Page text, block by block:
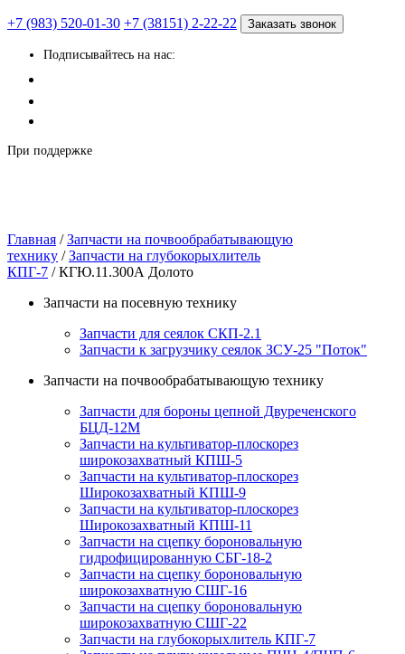
+7 (983) 520-01-30 +7 (38151) 2-22-22 Заказать звонок
Подписывайтесь на нас:
При поддержке
Главная /Запчасти на почвообрабатывающую
технику /Запчасти на глубокорыхлитель
КПГ-7 / КГЮ.11.300А Долото
Запчасти на посевную технику
Запчасти для сеялок СКП-2.1
Запчасти к загрузчику сеялок ЗСУ-25 "Поток"
Запчасти на почвообрабатывающую технику
Запчасти для бороны цепной Двуреченского
БЦД-12М
Запчасти на культиватор-плоскорез
широкозахватный КПШ-5
Запчасти на культиватор-плоскорез
Широкозахватный КПШ-9
Запчасти на культиватор-плоскорез
Широкозахватный КПШ-11
Запчасти на сцепку бороновальную
гидрофицированную СБГ-18-2
Запчасти на сцепку бороновальную
широкозахватную СШГ-16
Запчасти на сцепку бороновальную
широкозахватную СШГ-22
Запчасти на глубокорыхлитель КПГ-7